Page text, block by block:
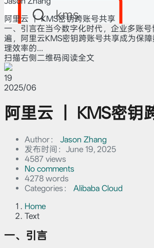
阿里云 ｜ KMS密钥跨账号共享
一、引言在当今数字化时代，企业多账
遍，阿里云KMS密钥跨账号共享成为保
理效率的...
扫描右侧二维码阅读全文
19
2025/06
阿里云 ｜ KMS密钥
Author：
Jason Zhang
发布时间： June 19, 2025
4587 views
No comments
4278 words
Categories：
Alibaba Cloud
Home
Text
一、引言